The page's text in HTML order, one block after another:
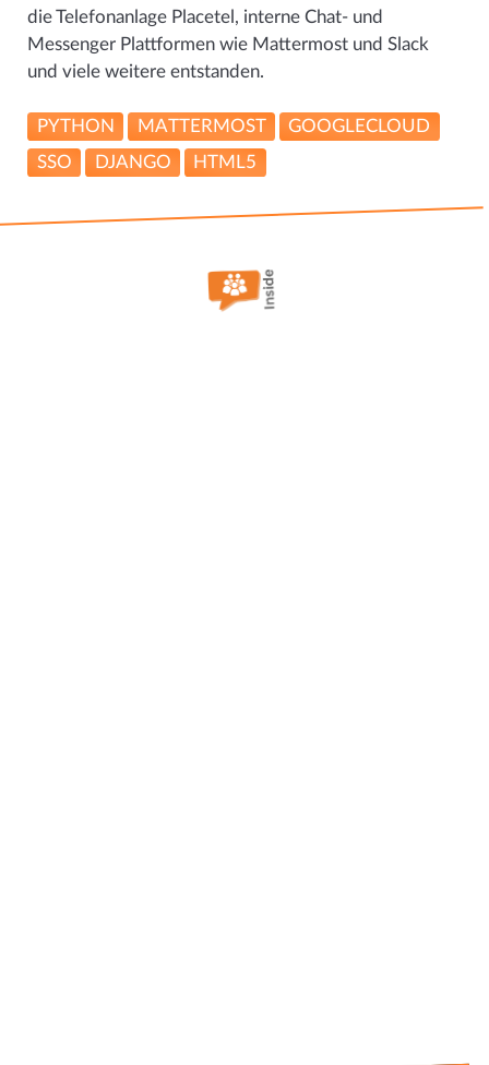
die Telefonanlage Placetel, interne Chat- und
Messenger Plattformen wie Mattermost und Slack
und viele weitere entstanden.
PYTHON MATTERMOST
GOOGLECLOUD
SSO
DJANGO HTML5